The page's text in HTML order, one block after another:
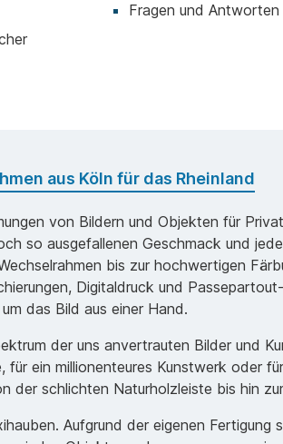
Fragen und Antworten
aus Köln für das Rheinland
von Bildern und Objekten für
so ausgefallenen Geschmack und
bis zur hochwertigen
Digitaldruck und
um das Bild aus einer Hand.
der uns anvertrauten Bilder und
ein millionenteures Kunstwerk oder
der schlichten Naturholzleiste bis hin
Aufgrund der eigenen